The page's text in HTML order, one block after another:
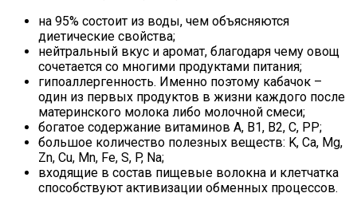
на 95% состоит из воды, чем объясняются
диетические свойства;
нейтральный вкус и аромат, благодаря чему овощ
сочетается со многими продуктами питания;
гипоаллергенность. Именно поэтому кабачок –
один из первых продуктов в жизни каждого после
материнского молока либо молочной смеси;
богатое содержание витаминов A, B1, B2, C, PP;
большое количество полезных веществ: K, Ca, Mg,
Zn, Cu, Mn, Fe, S, P, Na;
входящие в состав пищевые волокна и клетчатка
способствуют активизации обменных процессов.